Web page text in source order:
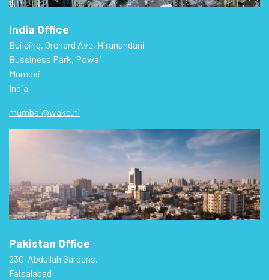
India Office
Building, Orchard Ave, Hiranandani
Bussiness Park, Powai
Mumbai
India
mumbai@wake.nl
Pakistan Office
230-Abdullah Gardens,
Faisalabad